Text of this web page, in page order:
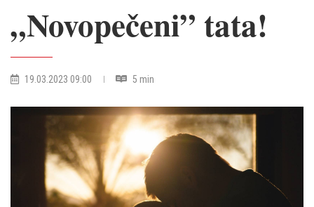
„Novopečeni” tata!
19.03.2023 09:00 5 min